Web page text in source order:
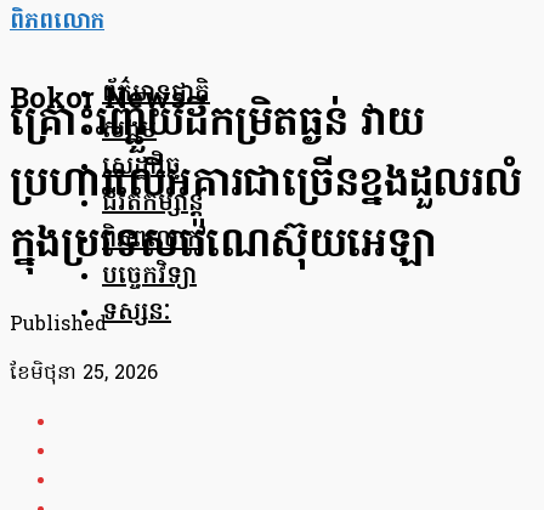
Bokor News
ព័ត៌មានជាតិ
សង្គម
សេដ្ឋកិច្ច
ជីវិតកម្សាន្ត
ពិភពលោក
បច្ចេកវិទ្យា
ទស្សនៈ
ពិភពលោក
គ្រោះរញ្ជួយដីកម្រិតធ្ងន់ វាយ
ប្រហារលើអគារជាច្រើនខ្នងដួលរលំ
ក្នុងប្រទេសវ៉េណេស៊ុយអេឡា
Published
ខែ​មិថុនា 25, 2026